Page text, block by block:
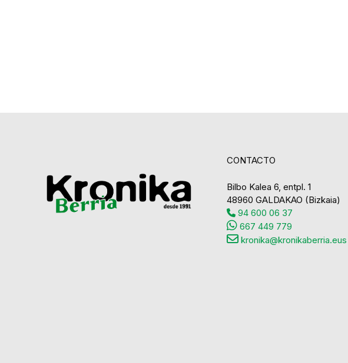
CONTACTO
Bilbo Kalea 6, entpl. 1
48960 GALDAKAO (Bizkaia)
94 600 06 37
667 449 779
kronika@kronikaberria.eus